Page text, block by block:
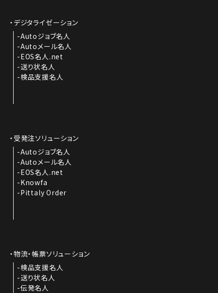
デジタライゼーション
Autoジョブ名人
Autoメール名人
EOS名人.net
送り状名人
検品支援名人
受発注ソリューション
Autoジョブ名人
Autoメール名人
EOS名人.net
Knowfa
Pittaly Order
物流・帳票ソリューション
検品支援名人
送り状名人
伝発名人